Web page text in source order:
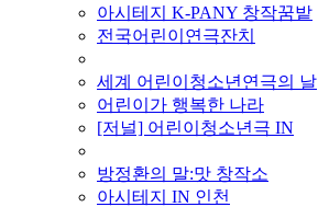
아시테지 K-PANY 창작꿈밭
전국어린이연극잔치
세계 어린이청소년연극의 날
어린이가 행복한 나라
[저널] 어린이청소년극 IN
방정환의 말:맛 창작소
아시테지 IN 인천